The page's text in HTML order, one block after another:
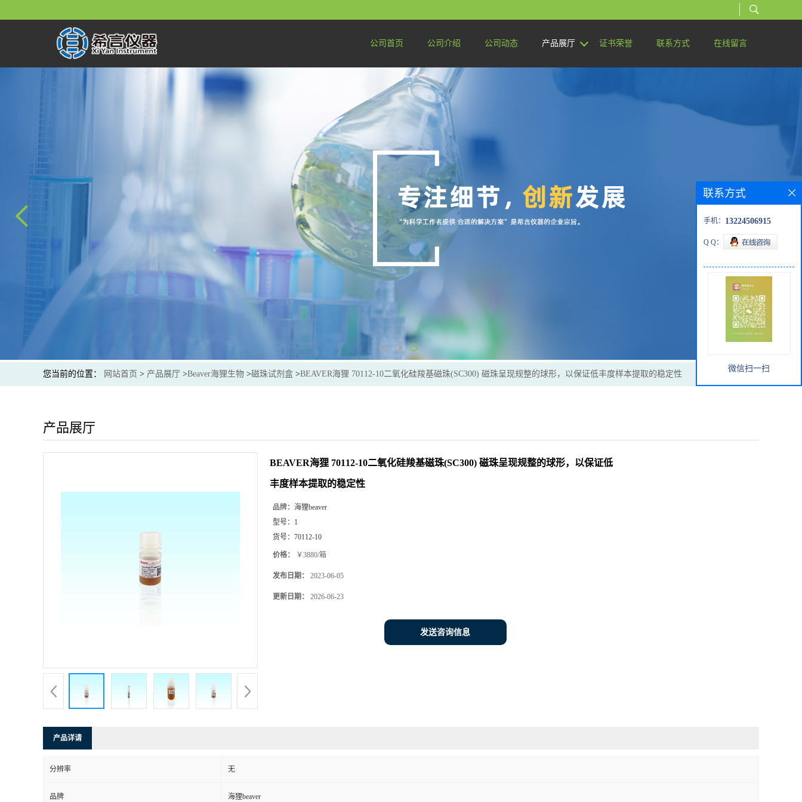
公司首页 公司介绍 公司动态 产品展厅 证书荣誉 联系方式 在线留言
您当前的位置： 网站首页 > 产品展厅 >Beaver海狸生物 >磁珠试剂盒 >BEAVER海狸 70112-10二氧化硅羧基磁珠(SC300) 磁珠呈现规整的球形，以保证低丰度样本提取的稳定性
产品展厅
BEAVER海狸 70112-10二氧化硅羧基磁珠(SC300) 磁珠呈现规整的球形，以保证低
丰度样本提取的稳定性
品牌： 海狸beaver
型号： 1
货号： 70112-10
价格： ￥3880/箱
发布日期： 2023-06-05
更新日期： 2026-06-23
发送咨询信息
产品详请
分辨率 无
品牌 海狸beaver
联系方式
手机： 13224506915
Q Q：
微信扫一扫